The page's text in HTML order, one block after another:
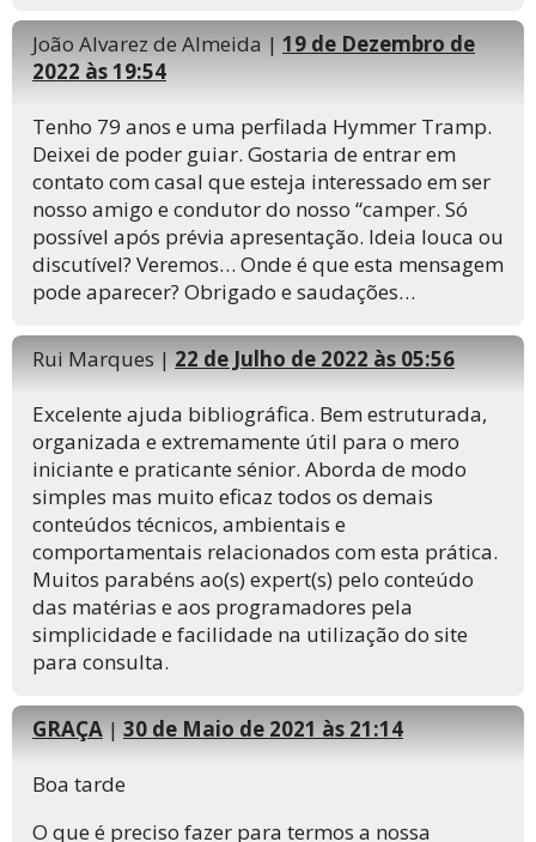
João Alvarez de Almeida | 19 de Dezembro de
2022 às 19:54
Tenho 79 anos e uma perfilada Hymmer Tramp.
Deixei de poder guiar. Gostaria de entrar em
contato com casal que esteja interessado em ser
nosso amigo e condutor do nosso “camper. Só
possível após prévia apresentação. Ideia louca ou
discutível? Veremos… Onde é que esta mensagem
pode aparecer? Obrigado e saudações…
Rui Marques |22 de Julho de 2022 às 05:56
Excelente ajuda bibliográfica. Bem estruturada,
organizada e extremamente útil para o mero
iniciante e praticante sénior. Aborda de modo
simples mas muito eficaz todos os demais
conteúdos técnicos, ambientais e
comportamentais relacionados com esta prática.
Muitos parabéns ao(s) expert(s) pelo conteúdo
das matérias e aos programadores pela
simplicidade e facilidade na utilização do site
para consulta.
GRAÇA|30 de Maio de 2021 às 21:14
Boa tarde
O que é preciso fazer para termos a nossa